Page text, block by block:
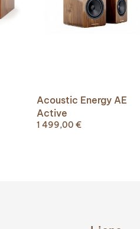
Acoustic Energy AE
Active
1 499,00 €